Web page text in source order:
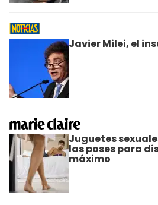
Javier Milei, el
Juguetes
las poses para
máximo